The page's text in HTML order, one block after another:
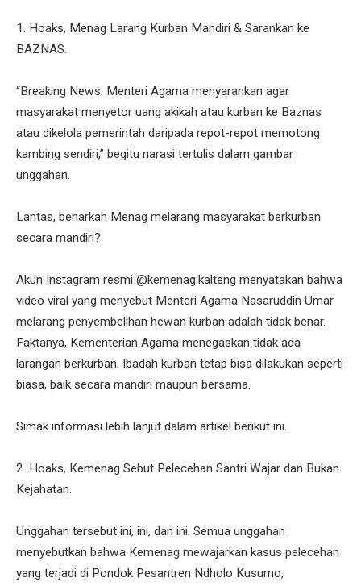
1. Hoaks, Menag Larang Kurban Mandiri & Sarankan ke
BAZNAS.
“Breaking News. Menteri Agama menyarankan agar
masyarakat menyetor uang akikah atau kurban ke Baznas
atau dikelola pemerintah daripada repot-repot memotong
kambing sendiri,” begitu narasi tertulis dalam gambar
unggahan.
Lantas, benarkah Menag melarang masyarakat berkurban
secara mandiri?
Akun Instagram resmi @kemenag.kalteng menyatakan bahwa
video viral yang menyebut Menteri Agama Nasaruddin Umar
melarang penyembelihan hewan kurban adalah tidak benar.
Faktanya, Kementerian Agama menegaskan tidak ada
larangan berkurban. Ibadah kurban tetap bisa dilakukan seperti
biasa, baik secara mandiri maupun bersama.
Simak informasi lebih lanjut dalam artikel berikut ini.
2. Hoaks, Kemenag Sebut Pelecehan Santri Wajar dan Bukan
Kejahatan.
Unggahan tersebut ini, ini, dan ini. Semua unggahan
menyebutkan bahwa Kemenag mewajarkan kasus pelecehan
yang terjadi di Pondok Pesantren Ndholo Kusumo,